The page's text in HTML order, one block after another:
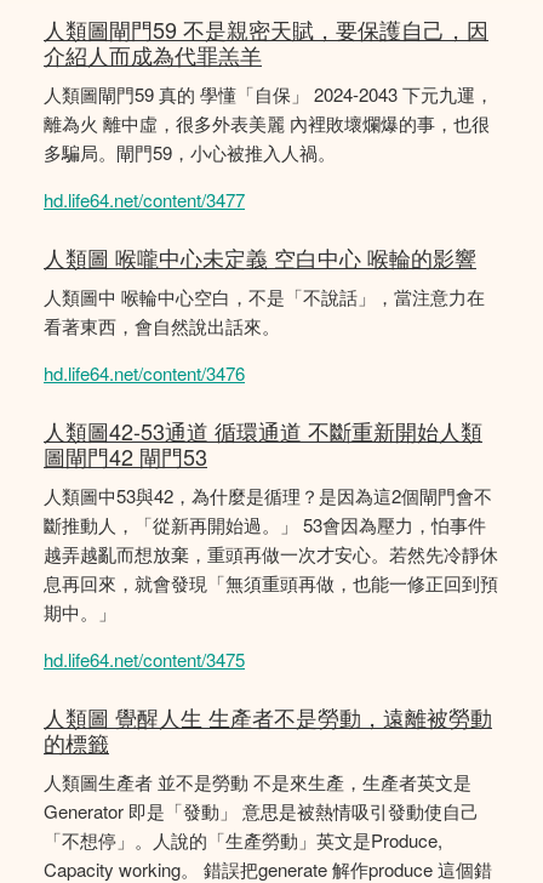
人類圖閘門59 不是親密天賦，要保護自己，因
介紹人而成為代罪羔羊
人類圖閘門59 真的 學懂「自保」 2024-2043 下元九運，
離為火 離中虛，很多外表美麗 內裡敗壞爛爆的事，也很
多騙局。閘門59，小心被推入人禍。
hd.life64.net/content/3477
人類圖 喉嚨中心未定義 空白中心 喉輪的影響
人類圖中 喉輪中心空白，不是「不說話」，當注意力在
看著東西，會自然說出話來。
hd.life64.net/content/3476
人類圖42-53通道 循環通道 不斷重新開始人類
圖閘門42 閘門53
人類圖中53與42，為什麼是循理？是因為這2個閘門會不
斷推動人，「從新再開始過。」 53會因為壓力，怕事件
越弄越亂而想放棄，重頭再做一次才安心。若然先冷靜休
息再回來，就會發現「無須重頭再做，也能一修正回到預
期中。」
hd.life64.net/content/3475
人類圖 覺醒人生 生產者不是勞動，遠離被勞動
的標籤
人類圖生產者 並不是勞動 不是來生產，生產者英文是
Generator 即是「發動」 意思是被熱情吸引發動使自己
「不想停」。人說的「生產勞動」英文是Produce,
Capacity working。 錯誤把generate 解作produce 這個錯